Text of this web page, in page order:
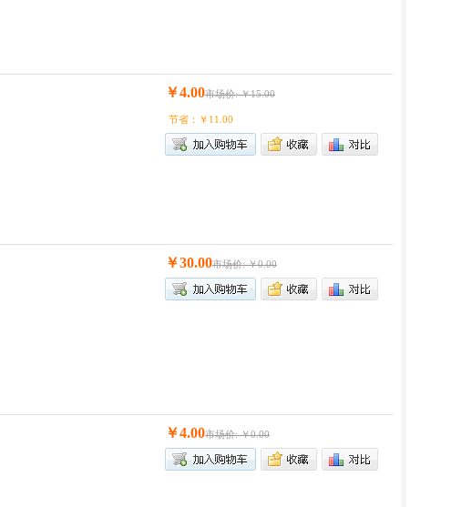
￥4.00市场价: ￥15.00
节省：￥11.00
￥30.00市场价: ￥0.00
￥4.00市场价: ￥0.00